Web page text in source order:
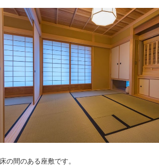
床の間のある座敷です。